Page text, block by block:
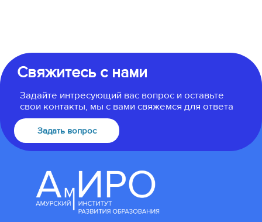
Свяжитесь с нами
Задайте интресующий вас вопрос и оставьте
свои контакты, мы с вами свяжемся для ответа
Задать вопрос